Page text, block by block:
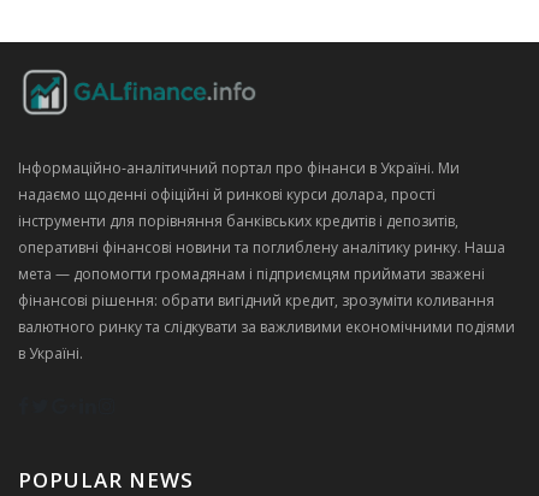
Інформаційно‑аналітичний портал про фінанси в Україні. Ми
надаємо щоденні офіційні й ринкові курси долара, прості
інструменти для порівняння банківських кредитів і депозитів,
оперативні фінансові новини та поглиблену аналітику ринку. Наша
мета — допомогти громадянам і підприємцям приймати зважені
фінансові рішення: обрати вигідний кредит, зрозуміти коливання
валютного ринку та слідкувати за важливими економічними подіями
в Україні.
POPULAR NEWS